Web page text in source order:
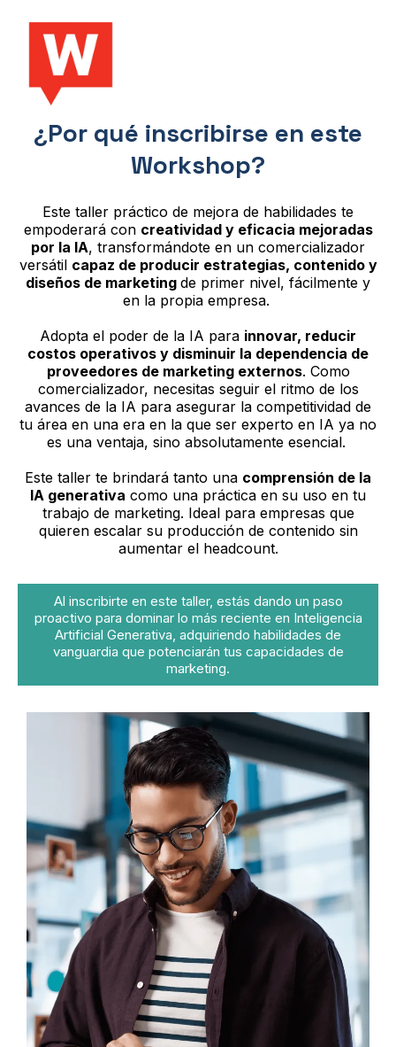
¿Por qué inscribirse en este
Workshop?
Este taller práctico de mejora de habilidades te
empoderará con creatividad y eficacia mejoradas
por la IA, transformándote en un comercializador
versátil capaz de producir estrategias, contenido y
diseños de marketing de primer nivel, fácilmente y
en la propia empresa.
Adopta el poder de la IA para innovar, reducir
costos operativos y disminuir la dependencia de
proveedores de marketing externos. Como
comercializador, necesitas seguir el ritmo de los
avances de la IA para asegurar la competitividad de
tu área en una era en la que ser experto en IA ya no
es una ventaja, sino absolutamente esencial.
Este taller te brindará tanto una comprensión de la
IA generativa como una práctica en su uso en tu
trabajo de marketing. Ideal para empresas que
quieren escalar su producción de contenido sin
aumentar el headcount.
Al inscribirte en este taller, estás dando un paso
proactivo para dominar lo más reciente en Inteligencia
Artificial Generativa, adquiriendo habilidades de
vanguardia que potenciarán tus capacidades de
marketing.